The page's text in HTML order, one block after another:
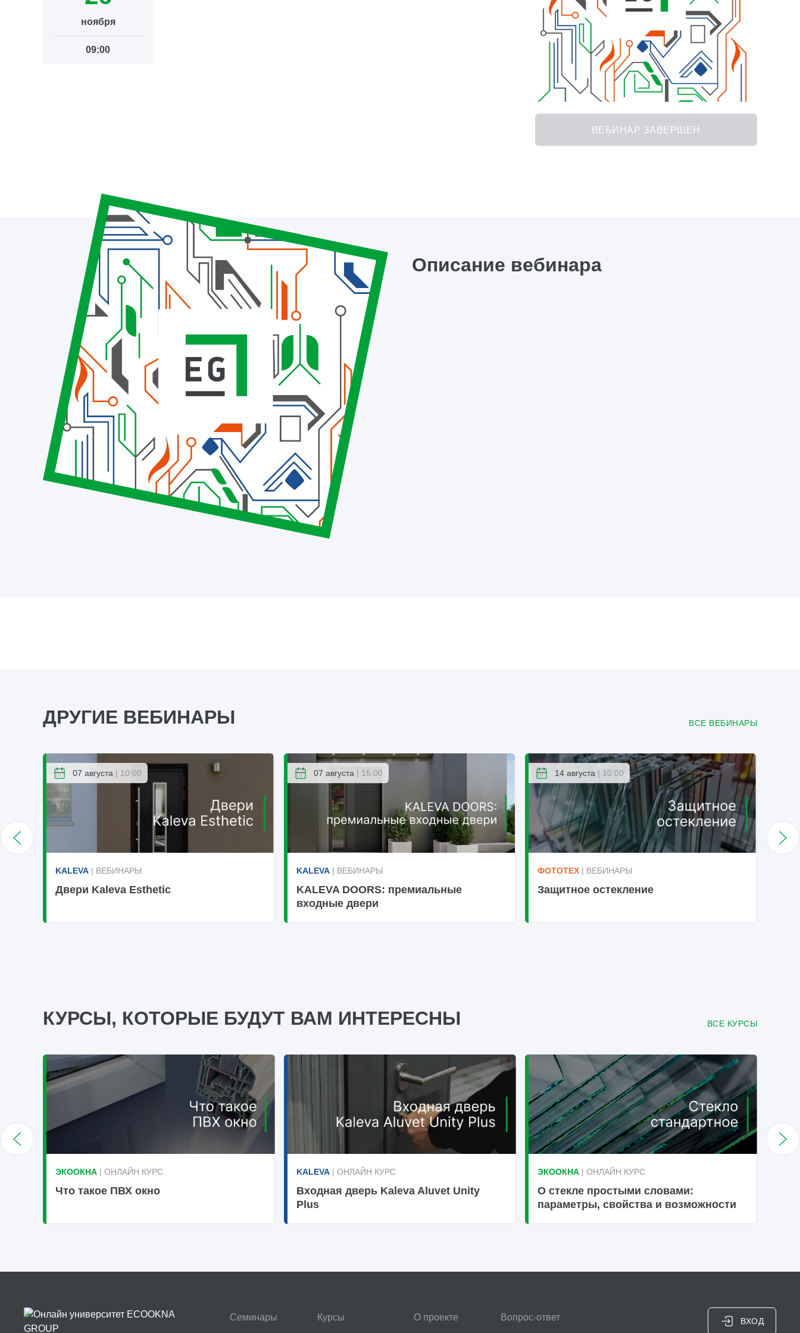
ноября
09:00
ВЕБИНАР ЗАВЕРШЕН
Описание вебинара
ДРУГИЕ ВЕБИНАРЫ ВСЕ ВЕБИНАРЫ
07 августа | 10:00
KALEVA | ВЕБИНАРЫ
Двери Kaleva Esthetic
07 августа | 15:00
KALEVA | ВЕБИНАРЫ
KALEVA DOORS: премиальные
входные двери
14 августа | 10:00
ФОТОТЕХ | ВЕБИНАРЫ
Защитное остекление
КУРСЫ, КОТОРЫЕ БУДУТ ВАМ ИНТЕРЕСНЫ ВСЕ КУРСЫ
ЭКООКНА | ОНЛАЙН КУРС
Что такое ПВХ окно
KALEVA | ОНЛАЙН КУРС
Входная дверь Kaleva Aluvet Unity
Plus
ЭКООКНА | ОНЛАЙН КУРС
О стекле простыми словами:
параметры, свойства и возможности
Семинары
Курсы
О проекте
Вопрос-ответ
ВХОД